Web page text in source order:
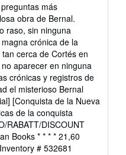
más
obra de Bernal.
raso, sin ninguna
crónica de la
cerca de Cortés en
aparecer en ninguna
crónicas y registros de
el misterioso Bernal
[Conquista de la Nueva
de la conquista
RABATT/DISCOUNT
Books * * * * 21,60
# 532681